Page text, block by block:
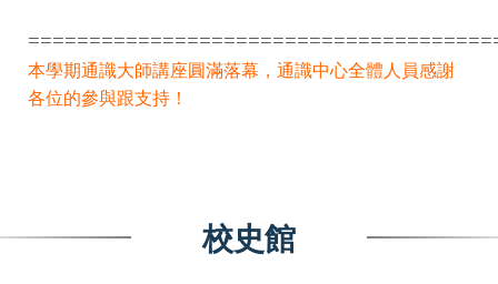
本學期通識大師講座圓滿落幕，通識中心全體人員感謝
各位的參與跟支持！
校史館